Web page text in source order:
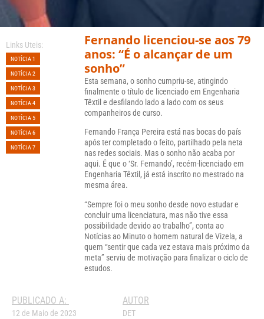
Links Uteis:
NOTÍCIA 1
NOTÍCIA 2
NOTÍCIA 3
NOTÍCIA 4
NOTÍCIA 5
NOTÍCIA 6
NOTÍCIA 7
Fernando licenciou-se aos 79
anos: “É o alcançar de um
sonho”
Esta semana, o sonho cumpriu-se, atingindo
finalmente o título de licenciado em Engenharia
Têxtil e desfilando lado a lado com os seus
companheiros de curso.
Fernando França Pereira está nas bocas do país
após ter completado o feito, partilhado pela neta
nas redes sociais. Mas o sonho não acaba por
aqui. É que o ‘Sr. Fernando’, recém-licenciado em
Engenharia Têxtil, já está inscrito no mestrado na
mesma área.
“Sempre foi o meu sonho desde novo estudar e
concluir uma licenciatura, mas não tive essa
possibilidade devido ao trabalho”, conta ao
Notícias ao Minuto o homem natural de Vizela, a
quem “sentir que cada vez estava mais próximo da
meta” serviu de motivação para finalizar o ciclo de
estudos.
PUBLICADO A:
12 de Maio de 2023
AUTOR
DET